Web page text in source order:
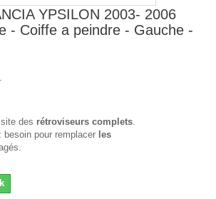
YPSILON 2003- 2006
- Coiffe a peindre - Gauche -
des rétroviseurs complets.
pour remplacer les